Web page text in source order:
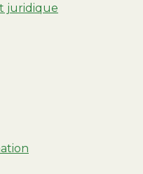
juridique